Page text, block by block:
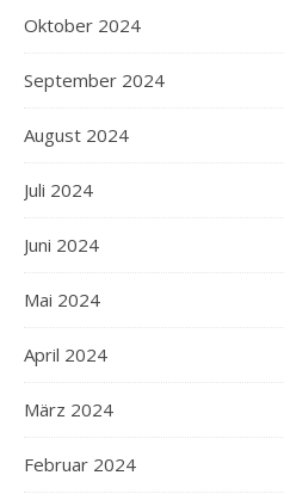
Oktober 2024
September 2024
August 2024
Juli 2024
Juni 2024
Mai 2024
April 2024
März 2024
Februar 2024